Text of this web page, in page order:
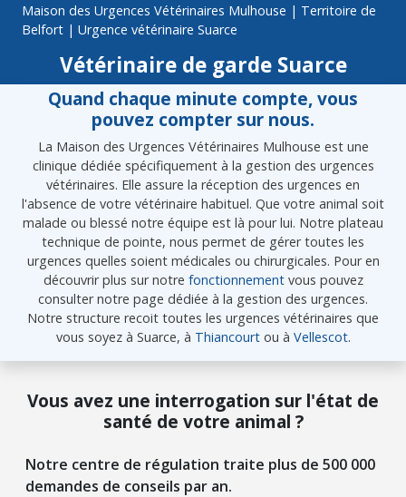
Maison des Urgences Vétérinaires Mulhouse | Territoire de
Belfort | Urgence vétérinaire Suarce
Vétérinaire de garde Suarce
Quand chaque minute compte, vous
pouvez compter sur nous.
La Maison des Urgences Vétérinaires Mulhouse est une
clinique dédiée spécifiquement à la gestion des urgences
vétérinaires. Elle assure la réception des urgences en
l'absence de votre vétérinaire habituel. Que votre animal soit
malade ou blessé notre équipe est là pour lui. Notre plateau
technique de pointe, nous permet de gérer toutes les
urgences quelles soient médicales ou chirurgicales. Pour en
découvrir plus sur notre fonctionnementvous pouvez
consulter notre page dédiée à la gestion des urgences.
Notre structure recoit toutes les urgences vétérinaires que
vous soyez à Suarce, à Thiancourtou à Vellescot.
Vous avez une interrogation sur l'état de
santé de votre animal ?
Notre centre de régulation traite plus de 500 000
demandes de conseils par an.